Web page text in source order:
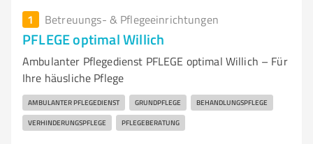
1 Betreuungs- & Pflegeeinrichtungen
PFLEGE optimal Willich
Ambulanter Pflegedienst PFLEGE optimal Willich – Für
Ihre häusliche Pflege
AMBULANTER PFLEGEDIENST GRUNDPFLEGE BEHANDLUNGSPFLEGE
VERHINDERUNGSPFLEGE PFLEGEBERATUNG